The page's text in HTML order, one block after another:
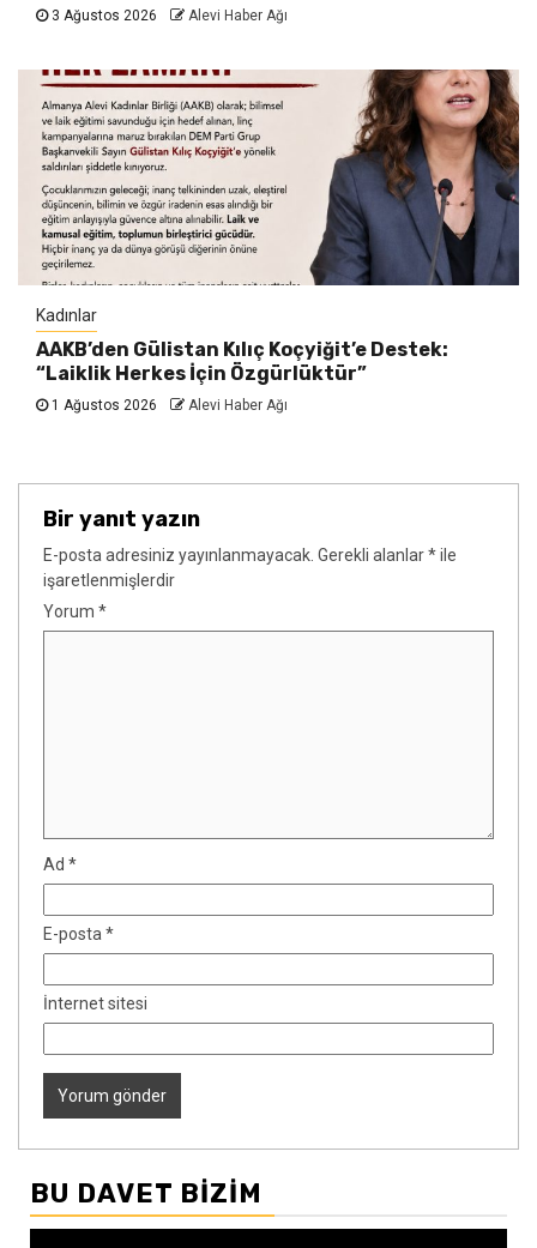
3 Ağustos 2026 Alevi Haber Ağı
Kadınlar
AAKB’den Gülistan Kılıç Koçyiğit’e Destek:
“Laiklik Herkes İçin Özgürlüktür”
1 Ağustos 2026 Alevi Haber Ağı
Bir yanıt yazın
E-posta adresiniz yayınlanmayacak. Gerekli alanlar*ile
işaretlenmişlerdir
Yorum *
Ad *
E-posta*
İnternet sitesi
BU DAVET BIZIM